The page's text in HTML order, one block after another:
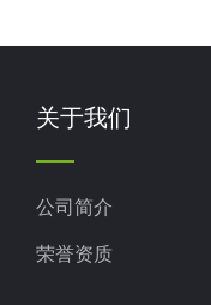
关于我们
公司简介
荣誉资质